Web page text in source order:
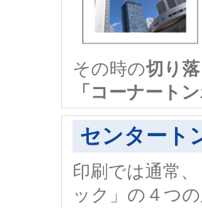
その時の切り
「コーナート
センタート
印刷では通常
ック」の４つ